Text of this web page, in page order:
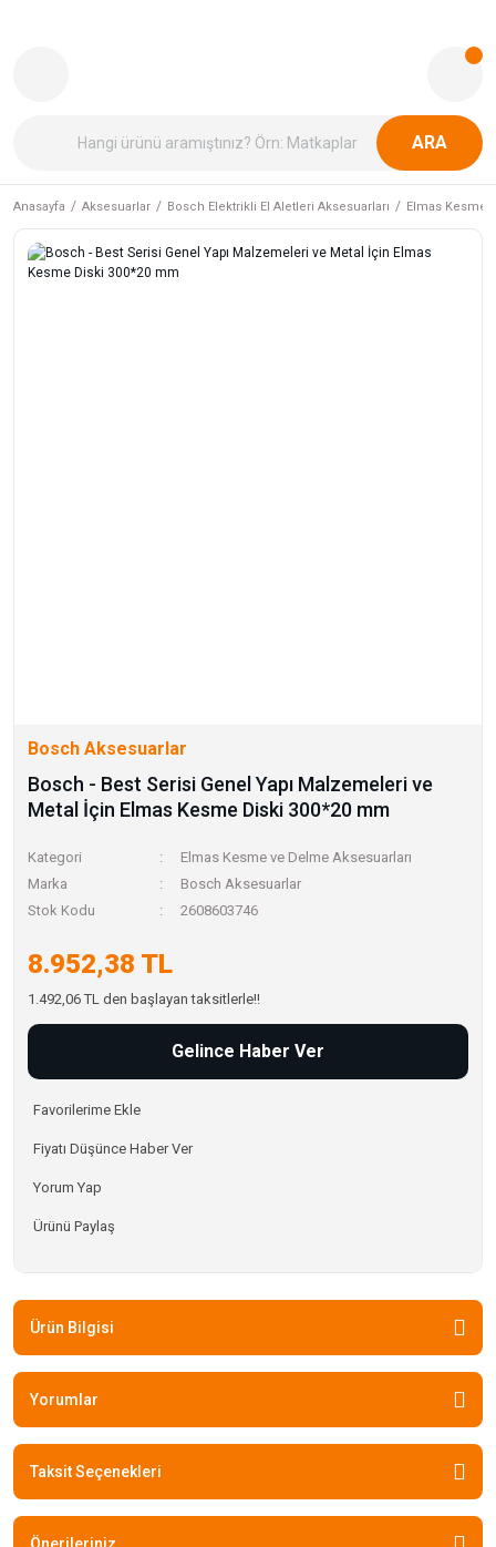
ARA
Anasayfa Aksesuarlar Bosch Elektrikli El Aletleri Aksesuarları Elmas Kesme
Bosch Aksesuarlar
Bosch - Best Serisi Genel Yapı Malzemeleri ve
Metal İçin Elmas Kesme Diski 300*20 mm
Kategori
Elmas Kesme ve Delme Aksesuarları
Marka
Bosch Aksesuarlar
Stok Kodu
2608603746
8.952,38 TL
1.492,06 TL den başlayan taksitlerle!!
Gelince Haber Ver
Fiyatı Düşünce Haber Ver
Yorum Yap
Ürünü Paylaş
Ürün Bilgisi
Yorumlar
Taksit Seçenekleri
Önerileriniz